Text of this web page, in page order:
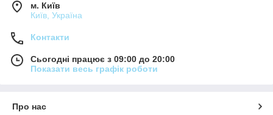
м. Київ
Київ, Україна
Контакти
Сьогодні працює з 09:00 до 20:00
Показати весь графік роботи
Про нас